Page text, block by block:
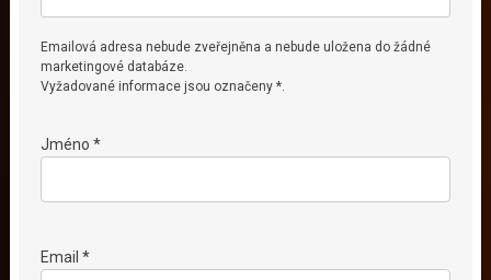
Emailová adresa nebude zveřejněna a nebude uložena do žádné
marketingové databáze.
Vyžadované informace jsou označeny *.
Jméno *
Email *